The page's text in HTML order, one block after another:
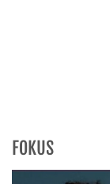
FOKUS